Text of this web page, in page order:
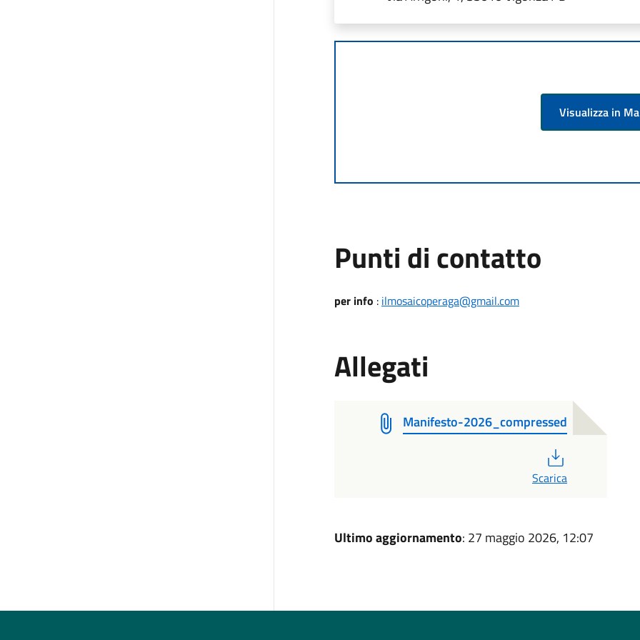
Visualizza in
Punti di contatto
per info : ilmosaicoperaga@gmail.com
Allegati
Manifesto-2026_compressed
Scarica
Ultimo aggiornamento: 27 maggio 2026, 12:07